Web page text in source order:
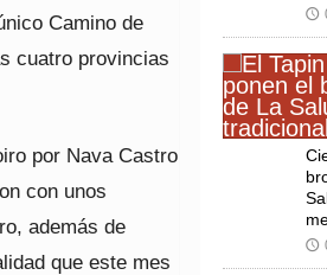
Camino de
cuatro provincias
por Nava Castro
con unos
además de
que este mes
🕔
🕔